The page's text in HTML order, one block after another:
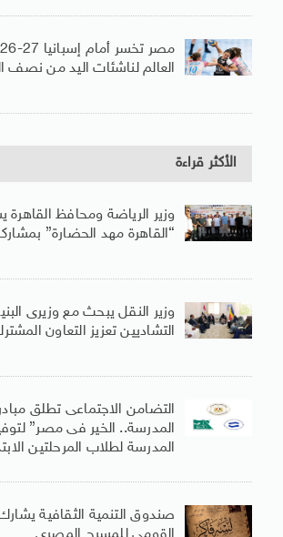
العالم لناشئات اليد من نصف
الأكثر قراءة
وزير الرياضة ومحافظ القاهرة
“القاهرة مهد الحضارة” بمشاركة 7000
وزير النقل يبحث مع وزيرى
التشاديين تعزيز التعاون
التضامن الاجتماعى تطلق
المدرسة.. الخير فى مصر”
المدرسة لطلاب المرحلتين
صندوق التنمية الثقافية